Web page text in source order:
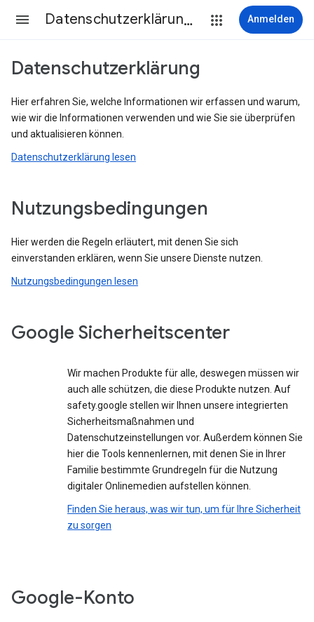
Datenschutzerklärung & Nutzungsbedingungen Anmelden
Datenschutzerklärung
Hier erfahren Sie, welche Informationen wir erfassen und warum,
wie wir die Informationen verwenden und wie Sie sie überprüfen
und aktualisieren können.
Datenschutzerklärung lesen
Nutzungsbedingungen
Hier werden die Regeln erläutert, mit denen Sie sich
einverstanden erklären, wenn Sie unsere Dienste nutzen.
Nutzungsbedingungen lesen
Google Sicherheitscenter
Wir machen Produkte für alle, deswegen müssen wir
auch alle schützen, die diese Produkte nutzen. Auf
safety.google stellen wir Ihnen unsere integrierten
Sicherheitsmaßnahmen und
Datenschutzeinstellungen vor. Außerdem können Sie
hier die Tools kennenlernen, mit denen Sie in Ihrer
Familie bestimmte Grundregeln für die Nutzung
digitaler Onlinemedien aufstellen können.
Finden Sie heraus, was wir tun, um für Ihre Sicherheit
zu sorgen
Google-Konto